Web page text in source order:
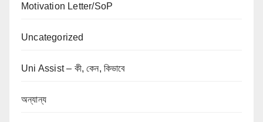
Motivation Letter/SoP
Uncategorized
Uni Assist – কী, কেন, কিভাবে
অন্যান্য